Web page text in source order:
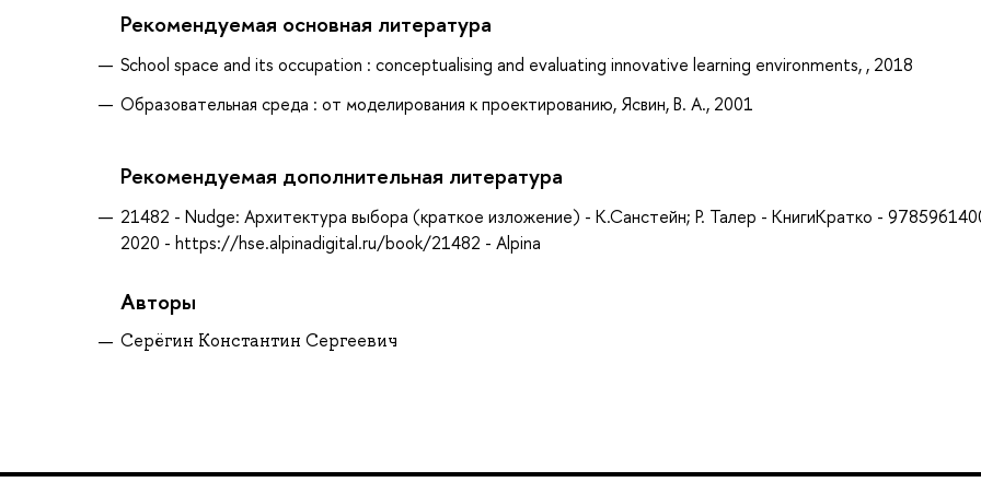
Рекомендуемая основная литература
School space and its occupation : conceptualising and evaluating innovative learning environments, , 2018
Образовательная среда : от моделирования к проектированию, Ясвин, В. А., 2001
Рекомендуемая дополнительная литература
21482 - Nudge: Архитектура выбора (краткое изложение) - К.Санстейн; Р. Талер - КнигиКратко -
2020 - https://hse.alpinadigital.ru/book/21482 - Alpina
Авторы
Серёгин Константин Сергеевич